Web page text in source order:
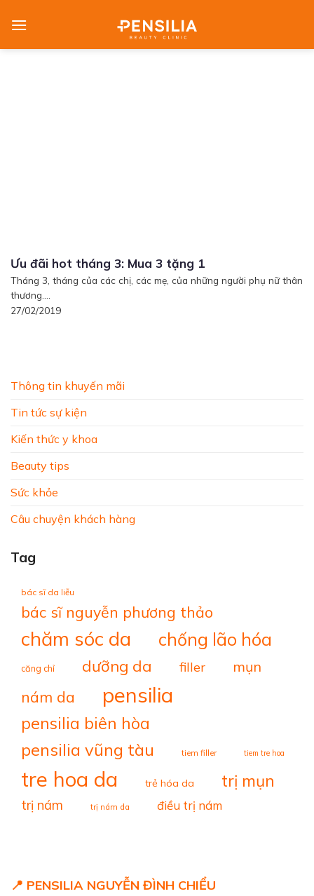
Thông tin khuyến mãi
Tin tức sự kiện
Kiến thức y khoa
Beauty tips
Sức khỏe
Câu chuyện khách hàng
Tag
bác sĩ da liễu
bác sĩ nguyễn phương thảo
chăm sóc da chống lão hóa
căng chỉ dưỡng da filler mụn
nám da pensilia
pensilia biên hòa
pensilia vũng tàu tiem filler tiem tre hoa
tre hoa da trẻ hóa da trị mụn
trị nám trị nám da điều trị nám
Ưu đãi hot tháng 3: Mua 3 tặng 1
Tháng 3, tháng của các chị, các mẹ, của những người phụ nữ thân
thương....
27/02/2019
📍 PENSILIA NGUYỄN ĐÌNH CHIỂU